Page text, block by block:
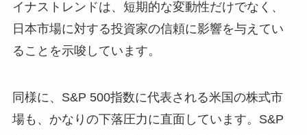
イナストレンドは、短期的な変動性だけでなく、
日本市場に対する投資家の信頼に影響を与えてい
ることを示唆しています。
同様に、S&P 500指数に代表される米国の株式市
場も、かなりの下落圧力に直面しています。S&P